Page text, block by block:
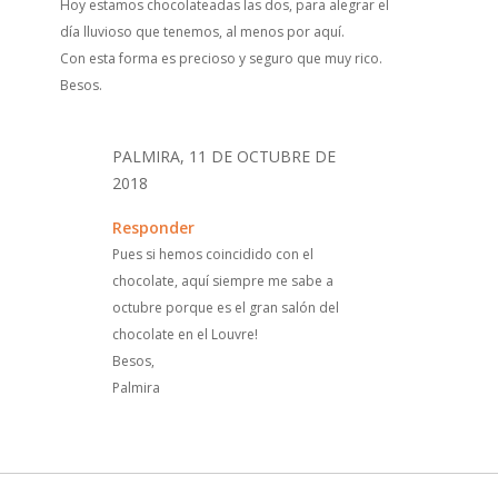
Hoy estamos chocolateadas las dos, para alegrar el
día lluvioso que tenemos, al menos por aquí.
Con esta forma es precioso y seguro que muy rico.
Besos.
PALMIRA, 11 DE OCTUBRE DE
2018
Responder
Pues si hemos coincidido con el
chocolate, aquí siempre me sabe a
octubre porque es el gran salón del
chocolate en el Louvre!
Besos,
Palmira